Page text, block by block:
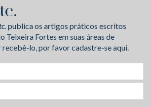
publica os artigos práticos escritos
Teixeira Fortes em suas áreas de
recebê-lo, por favor cadastre-se aqui.